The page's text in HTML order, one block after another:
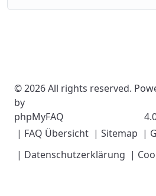
© 2026 All rights reserved.
by
phpMyFAQ
| FAQ Übersicht | Sitemap |
| Datenschutzerklärung |